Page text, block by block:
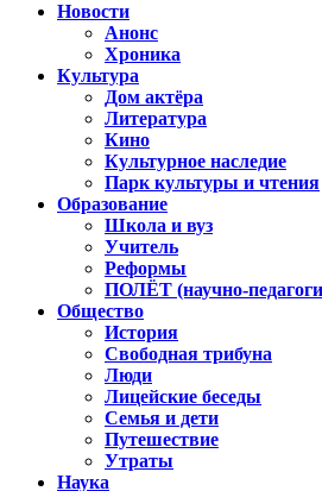
Новости
Анонс
Хроника
Культура
Дом актёра
Литература
Кино
Культурное наследие
Парк культуры и чтения
Образование
Школа и вуз
Учитель
Реформы
ПОЛЁТ (научно-
Общество
История
Свободная трибуна
Люди
Лицейские беседы
Семья и дети
Путешествие
Утраты
Наука